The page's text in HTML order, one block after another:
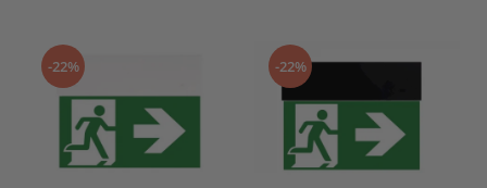
-22% -22%